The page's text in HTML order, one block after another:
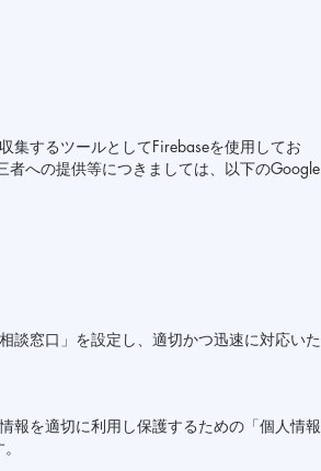
集するツールとしてFirebaseを使用してお
者への提供等につきましては、以下のGoogle
談窓口」を設定し、適切かつ迅速に対応いた
報を適切に利用し保護するための「個人情報